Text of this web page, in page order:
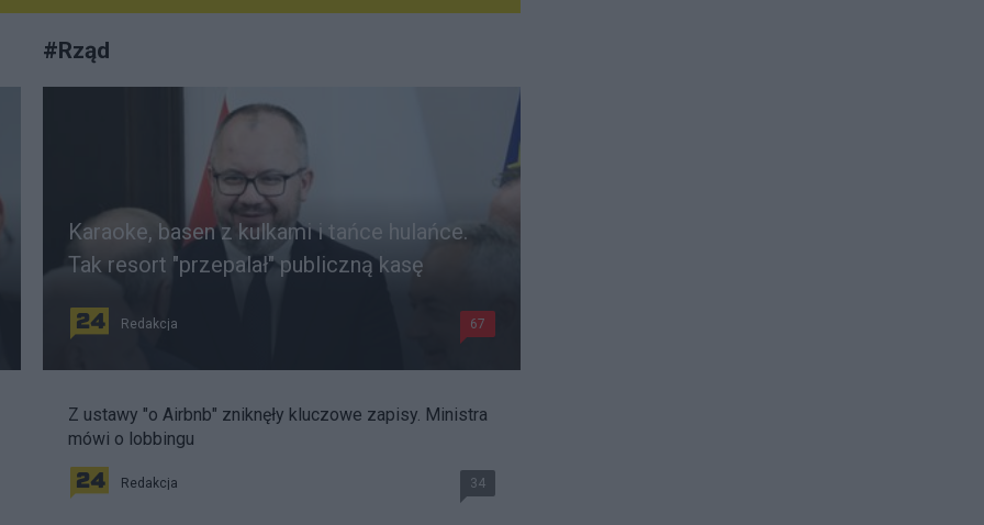
#Rząd
Karaoke, basen z kulkami i tańce hulańce.
Tak resort "przepalał" publiczną kasę
Redakcja 67
Z ustawy "o Airbnb" zniknęły kluczowe zapisy. Ministra
mówi o lobbingu
Redakcja 34